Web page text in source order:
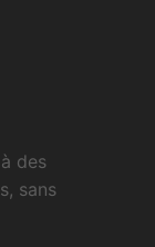
des
sans